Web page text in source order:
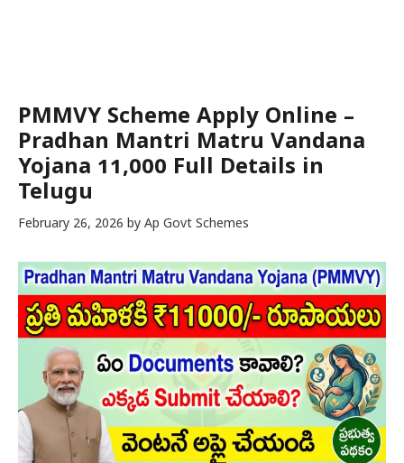
PMMVY Scheme Apply Online –
Pradhan Mantri Matru Vandana
Yojana ₹11,000 Full Details in
Telugu
February 26, 2026 by Ap Govt Schemes